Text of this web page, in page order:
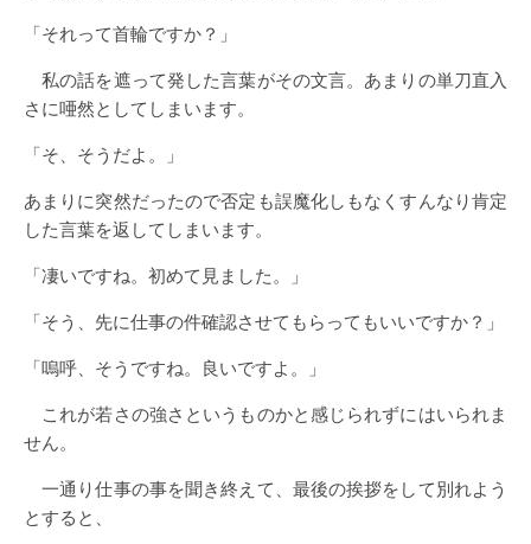
「それって首輪ですか？」
私の話を遮って発した言葉がその文言。あまりの単刀直入
さに唖然としてしまいます。
「そ、そうだよ。」
あまりに突然だったので否定も誤魔化しもなくすんなり肯定
した言葉を返してしまいます。
「凄いですね。初めて見ました。」
「そう、先に仕事の件確認させてもらってもいいですか？」
「嗚呼、そうですね。良いですよ。」
これが若さの強さというものかと感じられずにはいられま
せん。
一通り仕事の事を聞き終えて、最後の挨拶をして別れよう
とすると、